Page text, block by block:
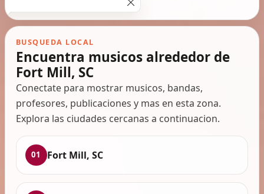
BUSQUEDA LOCAL
Encuentra musicos alrededor de
Fort Mill, SC
Conectate para mostrar musicos, bandas,
profesores, publicaciones y mas en esta zona.
Explora las ciudades cercanas a continuacion.
01 Fort Mill, SC